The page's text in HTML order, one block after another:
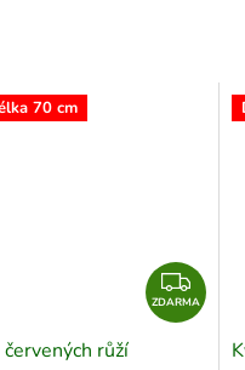
70 cm
Z
D
ZDARMA
růží